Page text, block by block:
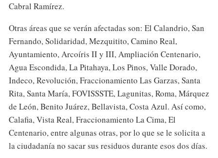
Cabral Ramírez.
Otras áreas que se verán afectadas son: El Calandrio, San
Fernando, Solidaridad, Mezquitito, Camino Real,
Ayuntamiento, Arcoíris II y III, Ampliación Centenario,
Agua Escondida, La Pitahaya, Los Pinos, Valle Dorado,
Indeco, Revolución, Fraccionamiento Las Garzas, Santa
Rita, Santa María, FOVISSSTE, Lagunitas, Roma, Márquez
de León, Benito Juárez, Bellavista, Costa Azul. Así como,
Calafia, Vista Real, Fraccionamiento La Cima, El
Centenario, entre algunas otras, por lo que se le solicita a
la ciudadanía no sacar sus residuos durante esos dos días.